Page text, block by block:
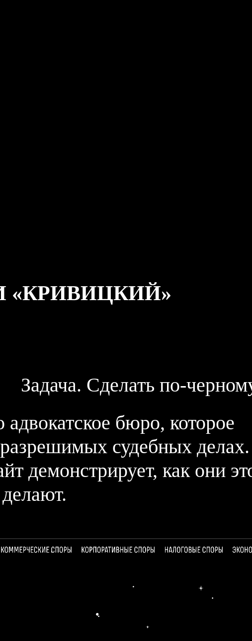
Задача. Сделать по-
бюро, которое
судебных делах.
демонстрирует, как они
делают.